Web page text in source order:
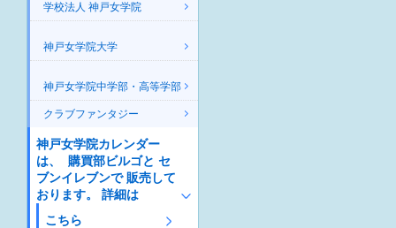
学校法人 神戸女学院
神戸女学院大学
神戸女学院中学部・高等学部
クラブファンタジー
神戸女学院カレンダー
は、 購買部ビルゴと セ
ブンイレブンで 販売して
おります。 詳細は
こちら